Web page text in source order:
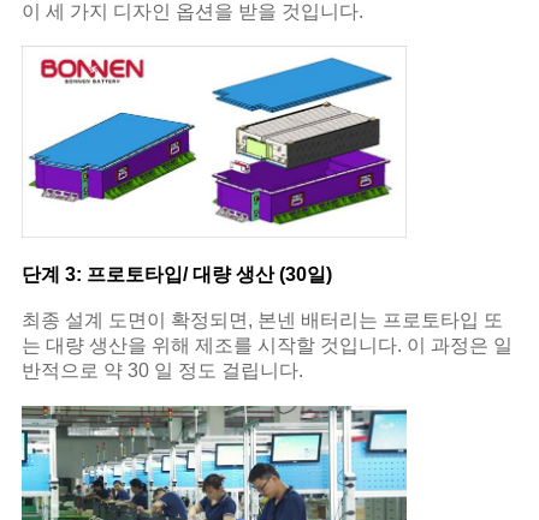
이 세 가지 디자인 옵션을 받을 것입니다.
단계 3: 프로토타입/ 대량 생산 (30일)
최종 설계 도면이 확정되면, 본넨 배터리는 프로토타입 또
는 대량 생산을 위해 제조를 시작할 것입니다. 이 과정은 일
반적으로 약 30 일 정도 걸립니다.